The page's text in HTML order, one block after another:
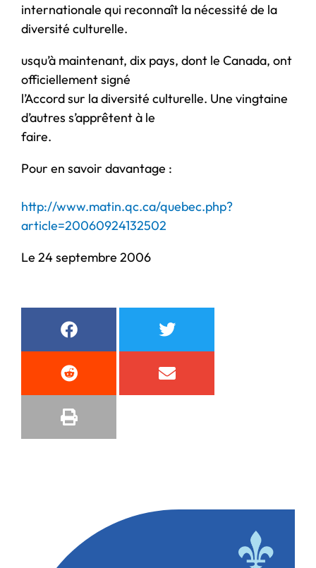
internationale qui reconnaît la nécessité de la
diversité culturelle.
usqu’à maintenant, dix pays, dont le Canada, ont
officiellement signé
l’Accord sur la diversité culturelle. Une vingtaine
d’autres s’apprêtent à le
faire.
Pour en savoir davantage :
http://www.matin.qc.ca/quebec.php?
article=20060924132502
Le 24 septembre 2006